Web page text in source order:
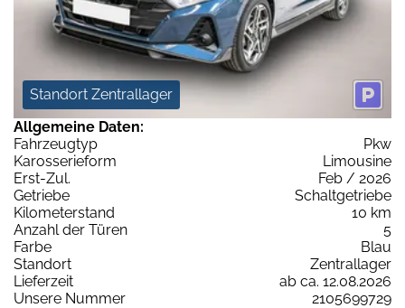
Standort Zentrallager
Allgemeine Daten:
Fahrzeugtyp
Pkw
Karosserieform
Limousine
Erst-Zul.
Feb / 2026
Getriebe
Schaltgetriebe
Kilometerstand
10 km
Anzahl der Türen
5
Farbe
Blau
Standort
Zentrallager
Lieferzeit
ab ca. 12.08.2026
Unsere Nummer
2105699729